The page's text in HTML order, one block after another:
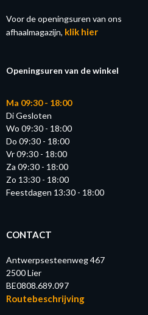
Voor de openingsuren van ons
afhaalmagazijn, klik hier
Openingsuren van de winkel
Ma 09:30 - 18:00
Di Gesloten
Wo 09:30 - 18:00
Do 09:30 - 18:00
Vr 09:30 - 18:00
Za 09:30 - 18:00
Zo 13:30 - 18:00
Feestdagen 13:30 - 18:00
CONTACT
Antwerpsesteenweg 467
2500 Lier
BE0808.689.097
Routebeschrijving